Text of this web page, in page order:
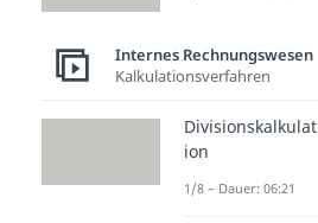
Internes Rechnungswesen
Kalkulationsverfahren
Divisionskalkulat
ion
1/8 – Dauer: 06:21